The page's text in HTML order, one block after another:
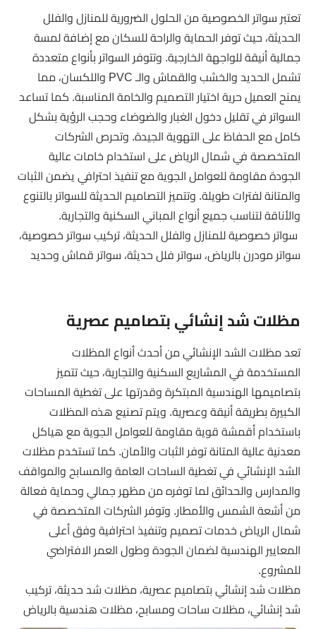
تعتبر سواتر الخصوصية من الحلول الضرورية للمنازل والفلل
الحديثة، حيث توفر الحماية والراحة للسكان مع إضافة لمسة
جمالية أنيقة للواجهة الخارجية. وتتوفر السواتر بأنواع متعددة
تشمل الحديد والخشب والقماش والـ PVC واللكسان، مما
يمنح العميل حرية اختيار التصميم والخامة المناسبة. كما تساعد
السواتر في تقليل دخول الغبار والضوضاء وحجب الرؤية بشكل
كامل مع الحفاظ على التهوية الجيدة. وتحرص الشركات
المتخصصة في شمال الرياض على استخدام خامات عالية
الجودة مقاومة للعوامل الجوية مع تنفيذ احترافي يضمن الثبات
والمتانة لفترات طويلة. وتتميز التصاميم الحديثة للسواتر بالتنوع
والأناقة لتناسب جميع أنواع المباني السكنية والتجارية.
سواتر خصوصية للمنازل والفلل الحديثة، تركيب سواتر خصوصية،
سواتر مودرن بالرياض، سواتر فلل حديثة، سواتر قماش وحديد
مظلات شد إنشائي بتصاميم عصرية
تعد مظلات الشد الإنشائي من أحدث أنواع المظلات
المستخدمة في المشاريع السكنية والتجارية، حيث تتميز
بتصاميمها الهندسية المبتكرة وقدرتها على تغطية المساحات
الكبيرة بطريقة أنيقة وعصرية. ويتم تصنيع هذه المظلات
باستخدام أقمشة قوية مقاومة للعوامل الجوية مع هياكل
معدنية عالية المتانة توفر الثبات والأمان. كما تستخدم مظلات
الشد الإنشائي في تغطية الساحات العامة والمسابح والمواقف
والمدارس والحدائق لما توفره من مظهر جمالي وحماية فعالة
من أشعة الشمس والأمطار. وتوفر الشركات المتخصصة في
شمال الرياض خدمات تصميم وتنفيذ احترافية وفق أعلى
المعايير الهندسية لضمان الجودة وطول العمر الافتراضي
للمشروع.
مظلات شد إنشائي بتصاميم عصرية، مظلات شد حديثة، تركيب
شد إنشائي، مظلات ساحات ومسابح، مظلات هندسية بالرياض